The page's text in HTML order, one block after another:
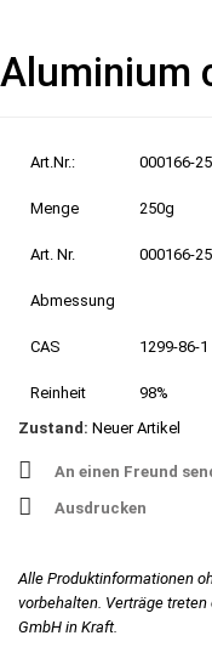
Aluminium
Art.Nr.: 000166-
Menge 250g
Art. Nr. 000166-
Abmessung
CAS 1299-86-1
Reinheit
98%
Zustand: Neuer Artikel
An einen Freund
Ausdrucken
Alle Produktinformationen
vorbehalten. Verträge
GmbH in Kraft.